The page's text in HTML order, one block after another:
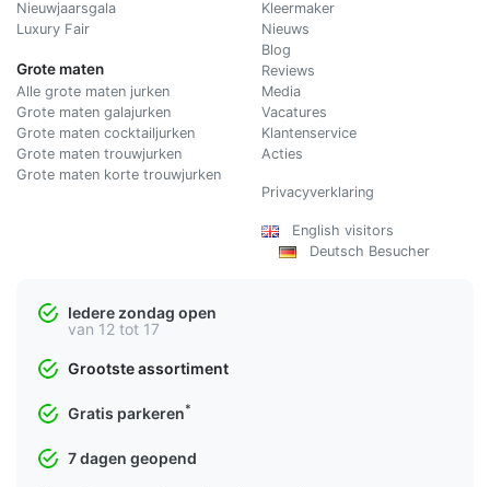
Nieuwjaarsgala
Luxury Fair
Grote maten
Alle grote maten jurken
Grote maten galajurken
Grote maten cocktailjurken
Grote maten trouwjurken
Grote maten korte trouwjurken
Kleermaker
Nieuws
Blog
Reviews
Media
Vacatures
Klantenservice
Acties
Privacyverklaring
English visitors
Deutsch Besucher
Iedere zondag open
van 12 tot 17
Grootste assortiment
Gratis parkeren*
7 dagen geopend